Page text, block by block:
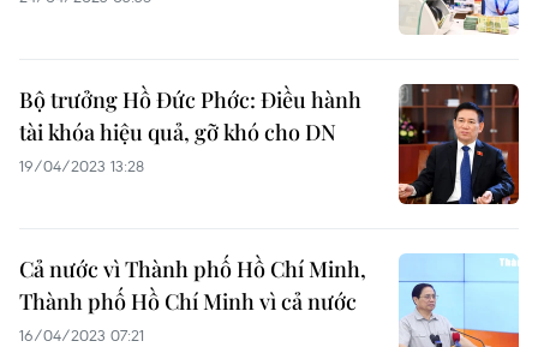
Bộ trưởng Hồ Đức Phớc: Điều hành
tài khóa hiệu quả, gỡ khó cho DN
19/04/2023 13:28
Cả nước vì Thành phố Hồ Chí Minh,
Thành phố Hồ Chí Minh vì cả nước
16/04/2023 07:21